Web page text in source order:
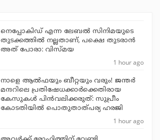
നെപ്പോകിഡ് എന്ന ലേബൽ സിനിമയുടെ
തുടക്കത്തിൽ നല്ലതാണ്, പക്ഷെ തുടരാൻ
അത് പോരാ: വിസ്മയ
1 hour ago
നാളെ ആല്‍ഫയും ബീറ്റയും വരും! ജന്തര്‍
മന്ദറിലെ പ്രതിഷേധക്കാര്‍ക്കെതിരായ
കേസുകള്‍ പിന്‍വലിക്കരുത്: സുപ്രീം
കോടതിയില്‍ പൊതുതാത്പര്യ ഹരജി
1 hour ago